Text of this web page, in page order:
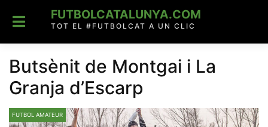
content
FUTBOLCATALUNYA.COM
TOT EL #FUTBOLCAT A UN CLIC
Butsènit de Montgai i La
Granja d’Escarp
FUTBOL AMATEUR